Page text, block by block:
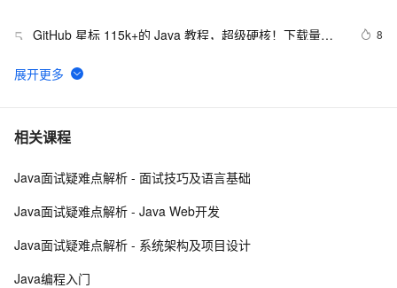
5 GitHub 星标 115k+的 Java 教程，超级硬核！下载量突
8
6 营销活动送红包接入说明（Java版）
7 2. Java中的垃圾收集 - GC参考手册
8 poj-1503-java大数相加
10java 中的多线程   内部类实现 数据共享 和 Runnable实
相关课程
Java面试疑难点解析 - 面试技巧及语言基础
Java面试疑难点解析 - Java Web开发
Java面试疑难点解析 - 系统架构及项目设计
Java编程入门